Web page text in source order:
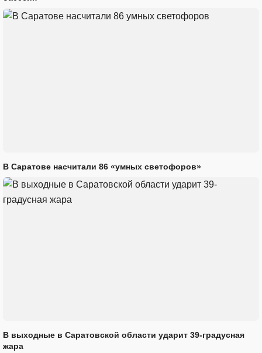
В Саратове насчитали 86 «умных светофоров»
В выходные в Саратовской области ударит 39-градусная
жара